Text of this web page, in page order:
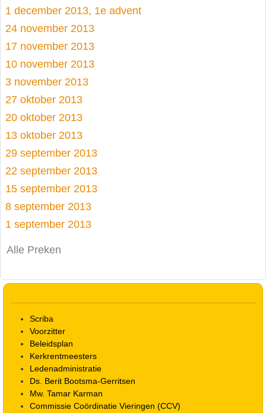
1 december 2013, 1e advent
24 november 2013
17 november 2013
10 november 2013
3 november 2013
27 oktober 2013
20 oktober 2013
13 oktober 2013
29 september 2013
22 september 2013
15 september 2013
8 september 2013
1 september 2013
Alle Preken
Scriba
Voorzitter
Beleidsplan
Kerkrentmeesters
Ledenadministratie
Ds. Berit Bootsma-Gerritsen
Mw. Tamar Karman
Commissie Coördinatie Vieringen (CCV)